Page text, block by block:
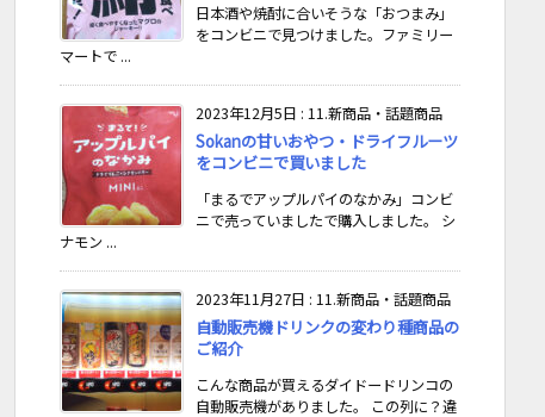
日本酒や焼酎に合いそうな「おつまみ」
をコンビニで見つけました。ファミリー
マートで ...
2023年12月5日 : 11.新商品・話題商品
Sokanの甘いおやつ・ドライフルーツ
をコンビニで買いました
「まるでアップルパイのなかみ」コンビ
ニで売っていましたで購入しました。 シ
ナモン ...
2023年11月27日 : 11.新商品・話題商品
自動販売機ドリンクの変わり種商品の
ご紹介
こんな商品が買えるダイドードリンコの
自動販売機がありました。 この列に？違